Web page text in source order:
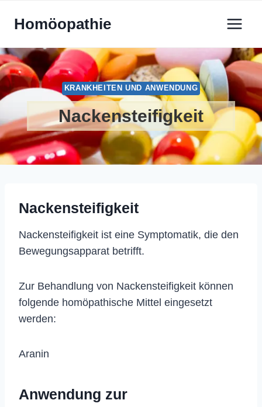
InhaltHomöopathie
KRANKHEITEN UND ANWENDUNG
Nackensteifigkeit
Nackensteifigkeit
Nackensteifigkeit ist eine Symptomatik, die den
Bewegungsapparat betrifft.
Zur Behandlung von Nackensteifigkeit können
folgende homöpathische Mittel eingesetzt
werden:
Aranin
Anwendung zur